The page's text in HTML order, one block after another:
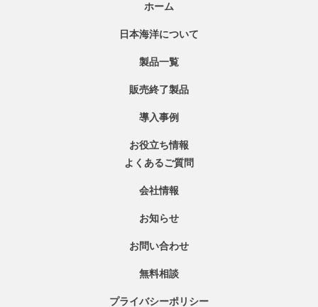
ホーム
日本海洋について
製品一覧
販売終了製品
導入事例
お役立ち情報
よくあるご質問
会社情報
お知らせ
お問い合わせ
無料相談
プライバシーポリシー